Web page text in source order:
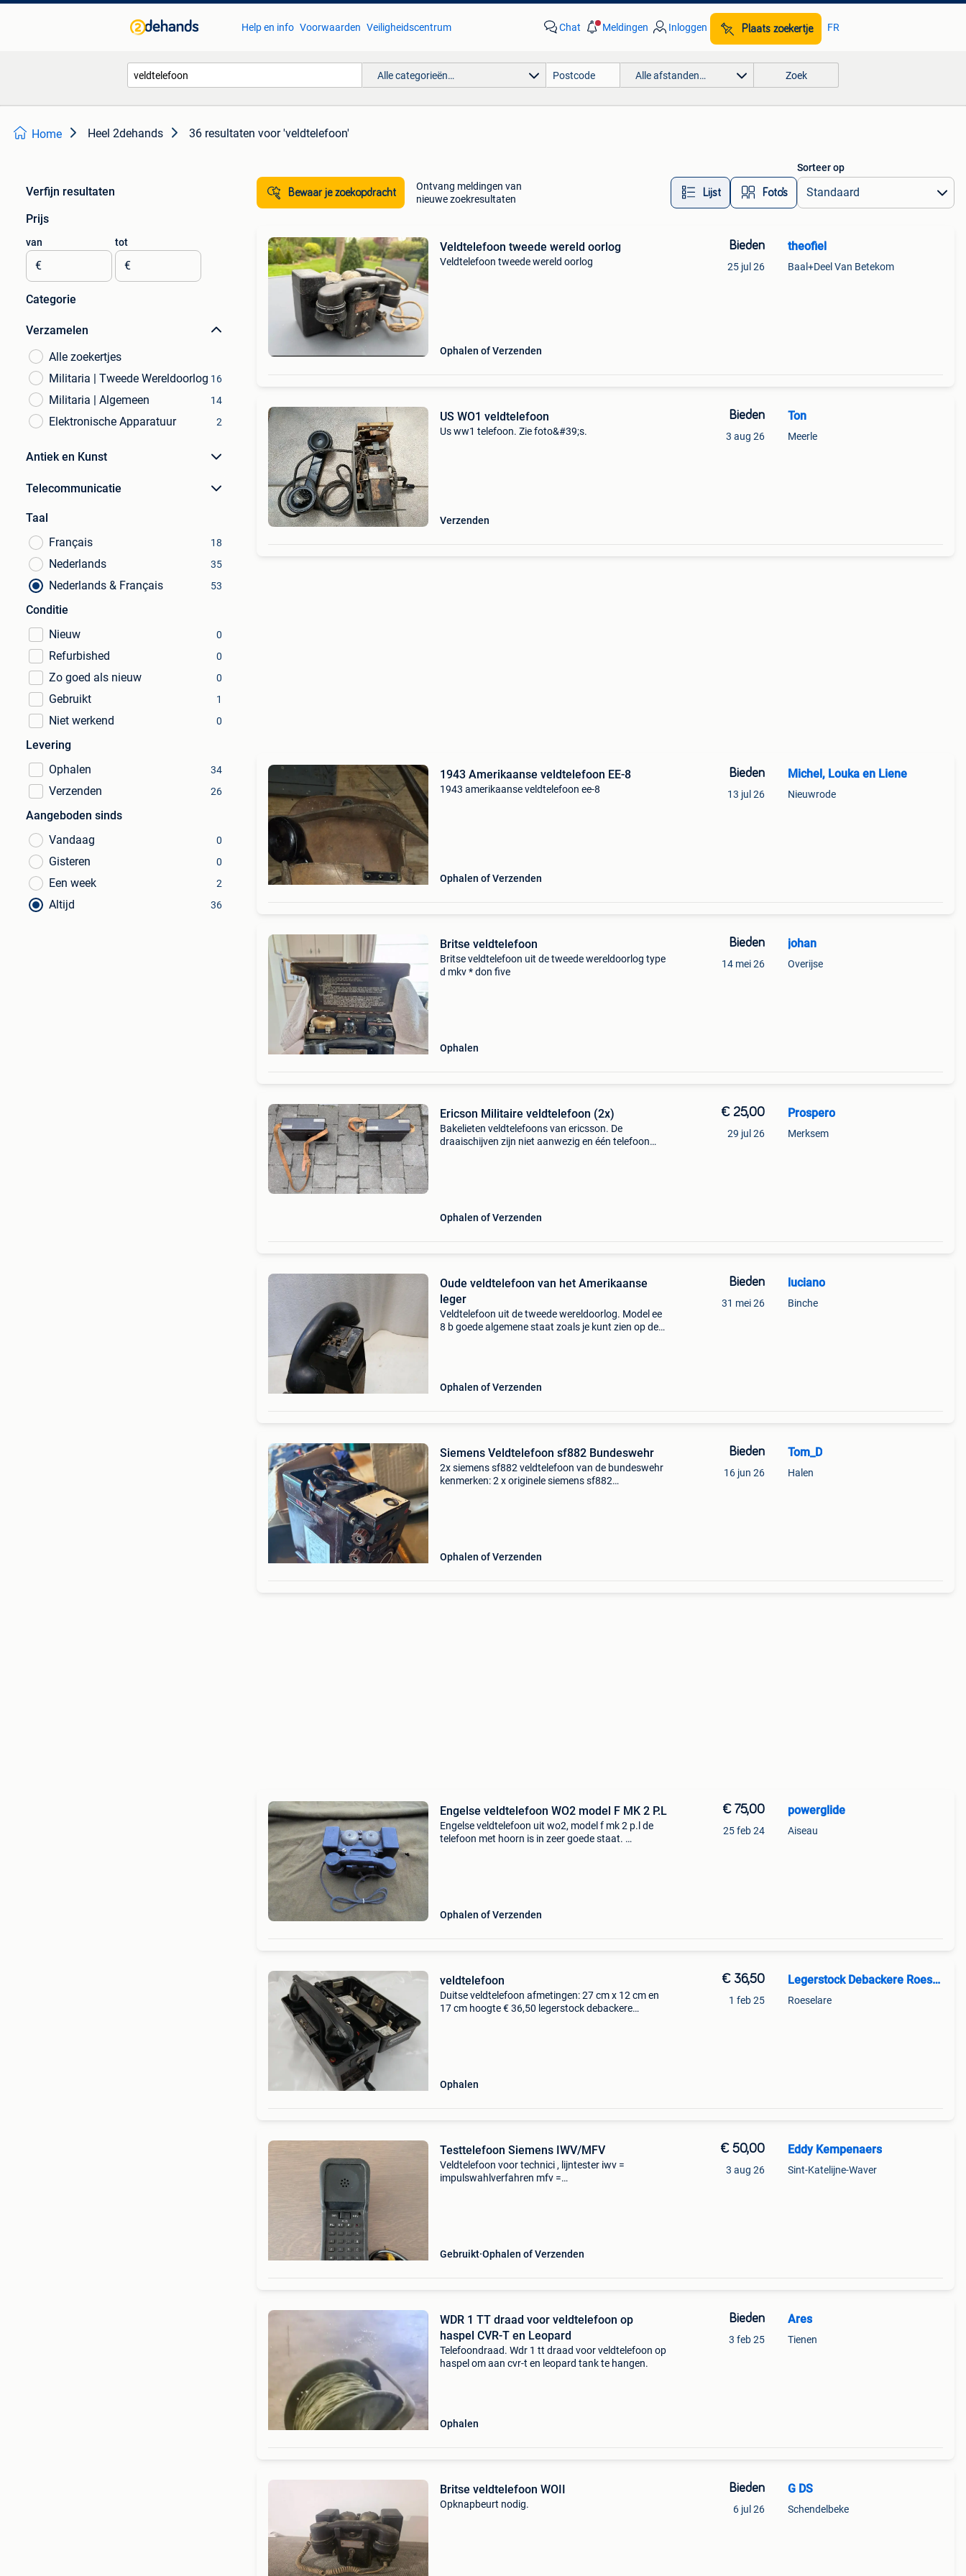
Help en info Voorwaarden Veiligheidscentrum Chat Meldingen Inloggen Plaats zoekertje FR
Alle categorieën… Alle afstanden… Zoek
Home Heel 2dehands 36 resultaten voor 'veldtelefoon'
Verfijn resultaten
Prijs
van
€
tot
€
Categorie
Verzamelen
Alle zoekertjes
Militaria | Tweede Wereldoorlog 16
Militaria | Algemeen 14
Elektronische Apparatuur 2
Antiek en Kunst
Telecommunicatie
Taal
Français
18
Nederlands 35
Nederlands & Français 53
Conditie
Nieuw
0
Refurbished 0
Zo goed als nieuw 0
Gebruikt 1
Niet werkend 0
Levering
Ophalen
34
Verzenden 26
Aangeboden sinds
Vandaag
0
Gisteren 0
Een week 2
Altijd 36
Bewaar je zoekopdracht
Ontvang meldingen van
nieuwe zoekresultaten
Lijst Foto’s
Sorteer op
Veldtelefoon tweede wereld oorlog
Veldtelefoon tweede wereld oorlog
Ophalen of Verzenden
Bieden
25 jul 26
theofiel
Baal+Deel Van Betekom
US WO1 veldtelefoon
Us ww1 telefoon. Zie foto&#39;s.
Verzenden
Bieden
3 aug 26
Ton
Meerle
1943 Amerikaanse veldtelefoon EE-8
1943 amerikaanse veldtelefoon ee-8
Ophalen of Verzenden
Bieden
13 jul 26
Michel, Louka en Liene
Nieuwrode
Britse veldtelefoon
Britse veldtelefoon uit de tweede wereldoorlog type
d mkv * don five
Ophalen
Bieden
14 mei 26
johan
Overijse
Ericson Militaire veldtelefoon (2x)
Bakelieten veldtelefoons van ericsson. De
draaischijven zijn niet aanwezig en één telefoon
Ophalen of Verzenden
€ 25,00
29 jul 26
Prospero
Merksem
Oude veldtelefoon van het Amerikaanse
leger
Veldtelefoon uit de tweede wereldoorlog. Model ee
8 b goede algemene staat zoals je kunt zien op de
Ophalen of Verzenden
Bieden
31 mei 26
luciano
Binche
Siemens Veldtelefoon sf882 Bundeswehr
2x siemens sf882 veldtelefoon van de bundeswehr
kenmerken: 2 x originele siemens sf882
Ophalen of Verzenden
Bieden
16 jun 26
Tom_D
Halen
Engelse veldtelefoon WO2 model F MK 2 P.L
Engelse veldtelefoon uit wo2, model f mk 2 p.l de
telefoon met hoorn is in zeer goede staat.
Ophalen of Verzenden
€ 75,00
25 feb 24
powerglide
Aiseau
veldtelefoon
Duitse veldtelefoon afmetingen: 27 cm x 12 cm en
17 cm hoogte € 36,50 legerstock debackere
Ophalen
€ 36,50
1 feb 25
Legerstock Debackere Roeselare
Roeselare
Testtelefoon Siemens IWV/MFV
Veldtelefoon voor technici , lijntester iwv =
impulswahlverfahren mfv =
Gebruikt Ophalen of Verzenden
€ 50,00
3 aug 26
Eddy Kempenaers
Sint-Katelijne-Waver
WDR 1 TT draad voor veldtelefoon op
haspel CVR-T en Leopard
Telefoondraad. Wdr 1 tt draad voor veldtelefoon op
haspel om aan cvr-t en leopard tank te hangen.
Ophalen
Bieden
3 feb 25
Ares
Tienen
Britse veldtelefoon WOII
Opknapbeurt nodig.
Bieden
6 jul 26
G DS
Schendelbeke